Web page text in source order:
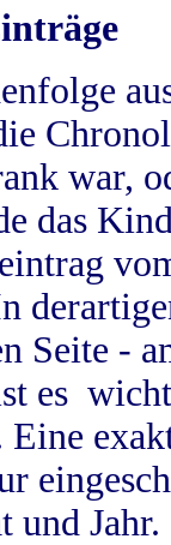
war,
das
Seite -
es
und Jahr.